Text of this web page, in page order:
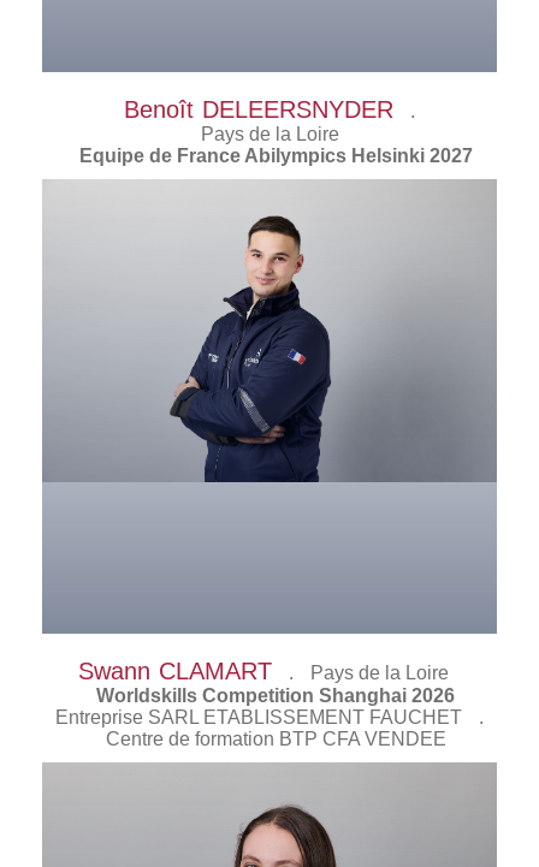
Benoît DELEERSNYDER
.
Pays de la Loire
Equipe de France Abilympics Helsinki 2027
Swann CLAMART .
Pays de la Loire
Worldskills Competition Shanghai 2026
Entreprise SARL ETABLISSEMENT FAUCHET
.
Centre de formation BTP CFA VENDEE